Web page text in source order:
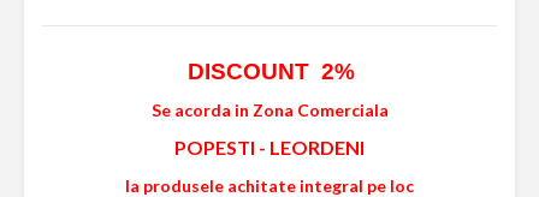
DISCOUNT 2%
Se acorda in Zona Comerciala
POPESTI - LEORDENI
la produsele achitate integral pe loc